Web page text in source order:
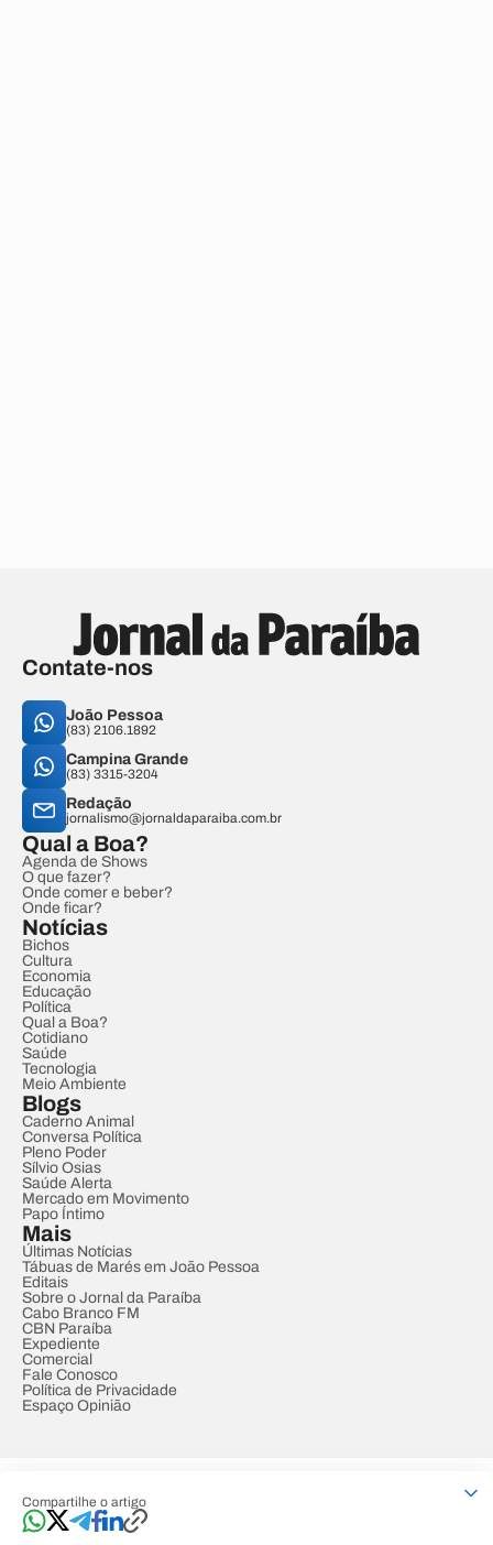
Compartilhe o artigo
Contate-nos
João Pessoa
(83) 2106.1892
Campina Grande
(83) 3315-3204
Redação
jornalismo@jornaldaparaiba.com.br
Qual a Boa?
Agenda de Shows
O que fazer?
Onde comer e beber?
Onde ficar?
Notícias
Bichos
Cultura
Economia
Educação
Política
Qual a Boa?
Cotidiano
Saúde
Tecnologia
Meio Ambiente
Blogs
Caderno Animal
Conversa Política
Pleno Poder
Sílvio Osias
Saúde Alerta
Mercado em Movimento
Papo Íntimo
Mais
Últimas Notícias
Tábuas de Marés em João Pessoa
Editais
Sobre o Jornal da Paraíba
Cabo Branco FM
CBN Paraíba
Expediente
Comercial
Fale Conosco
Política de Privacidade
Espaço Opinião
Developed by Designed by